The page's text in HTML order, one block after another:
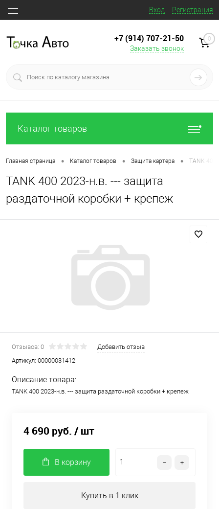
Вход Регистрация
+7 (914) 707‒21‒50
Заказать звонок
0
Каталог товаров
Главная страница • Каталог товаров • Защита картера • TANK 400
TANK 400 2023-н.в. --- защита
раздаточной коробки + крепеж
Отзывов: 0
Добавить отзыв
Артикул: 00000031412
Описание товара:
TANK 400 2023-н.в. --- защита раздаточной коробки + крепеж
4 690 руб. / шт
В корзину
Купить в 1 клик